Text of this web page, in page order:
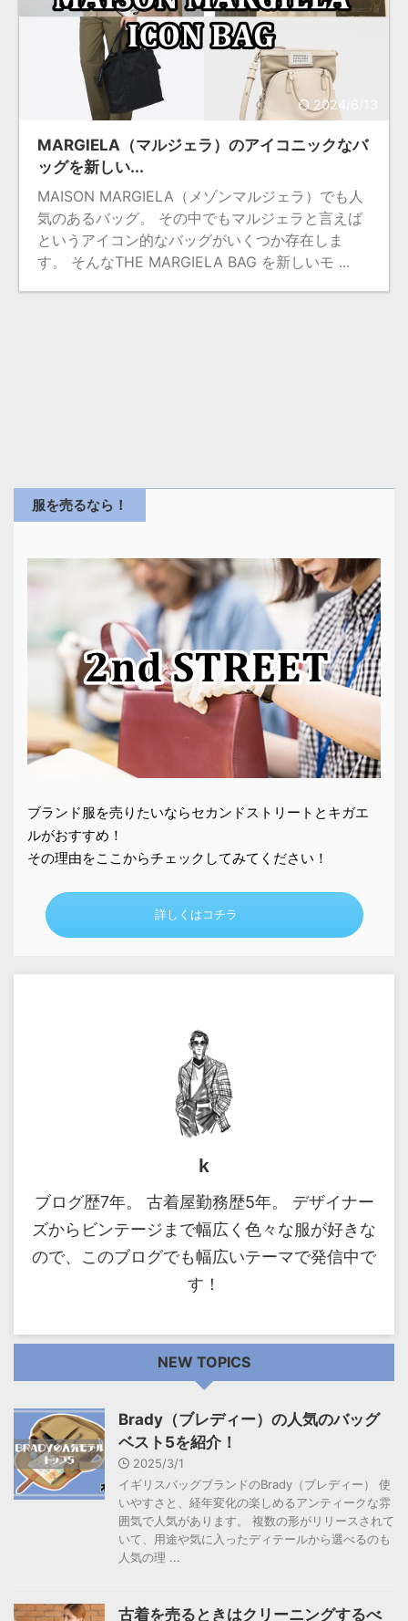
2024/6/13
MARGIELA（マルジェラ）のアイコニックなバ
ッグを新しい...
MAISON MARGIELA（メゾンマルジェラ）でも人
気のあるバッグ。 その中でもマルジェラと言えば
というアイコン的なバッグがいくつか存在しま
す。 そんなTHE MARGIELA BAG を新しいモ ...
服を売るなら！
ブランド服を売りたいならセカンドストリートとキガエ
ルがおすすめ！
その理由をここからチェックしてみてください！
詳しくはコチラ
k
ブログ歴7年。 古着屋勤務歴5年。 デザイナー
ズからビンテージまで幅広く色々な服が好きな
ので、このブログでも幅広いテーマで発信中で
す！
NEW TOPICS
Brady（ブレディー）の人気のバッグ
ベスト5を紹介！
2025/3/1
イギリスバッグブランドのBrady（ブレディー） 使
いやすさと、経年変化の楽しめるアンティークな雰
囲気で人気があります。 複数の形がリリースされて
いて、用途や気に入ったディテールから選べるのも
人気の理 ...
古着を売るときはクリーニングするべ